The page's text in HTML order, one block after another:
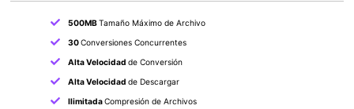
500MBTamaño Máximo de Archivo
30Conversiones Concurrentes
Alta Velocidad de Conversión
Alta Velocidad de Descargar
IlimitadaCompresión de Archivos